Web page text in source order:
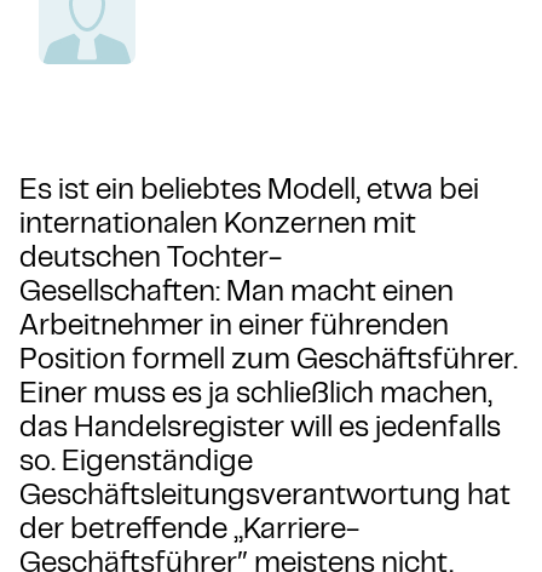
Es ist ein beliebtes Modell, etwa bei
internationalen Konzernen mit
deutschen Tochter-
Gesellschaften: Man macht einen
Arbeitnehmer in einer führenden
Position formell zum Geschäftsführer.
Einer muss es ja schließlich machen,
das Handelsregister will es jedenfalls
so. Eigenständige
Geschäftsleitungsverantwortung hat
der betreffende „Karriere-
Geschäftsführer″ meistens nicht.